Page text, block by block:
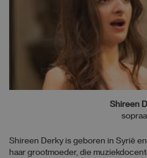
Shireen
Shireen Derky is geboren in Syrië
haar grootmoeder, die